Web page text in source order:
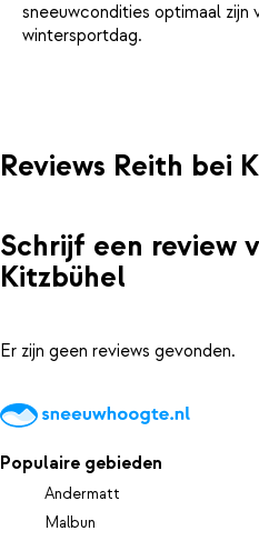
sneeuwcondities optimaal zijn
wintersportdag.
Reviews Reith bei
Schrijf een review
Kitzbühel
Er zijn geen reviews gevonden.
Populaire gebieden
Andermatt
Malbun